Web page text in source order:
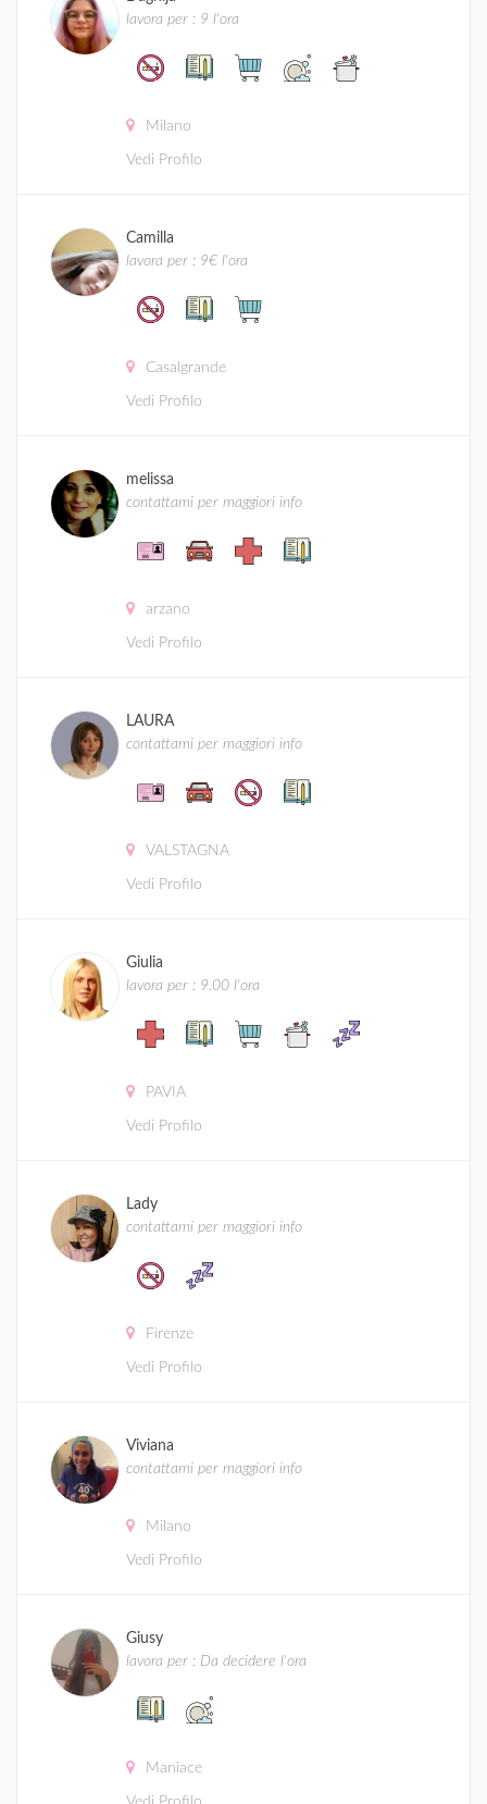
lavora per : 9 l'ora
Milano
Vedi Profilo
Camilla
lavora per : 9€ l'ora
Casalgrande
Vedi Profilo
melissa
contattami per maggiori info
arzano
Vedi Profilo
LAURA
contattami per maggiori info
VALSTAGNA
Vedi Profilo
Giulia
lavora per : 9.00 l'ora
PAVIA
Vedi Profilo
Lady
contattami per maggiori info
Firenze
Vedi Profilo
Viviana
contattami per maggiori info
Milano
Vedi Profilo
Giusy
lavora per : Da decidere l'ora
Maniace